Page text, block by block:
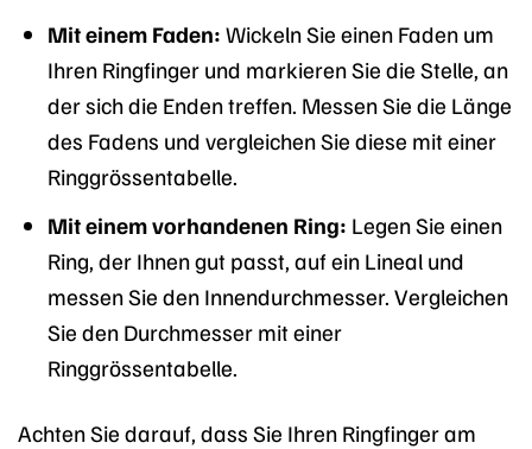
Mit einem Faden: Wickeln Sie einen Faden um
Ihren Ringfinger und markieren Sie die Stelle, an
der sich die Enden treffen. Messen Sie die Länge
des Fadens und vergleichen Sie diese mit einer
Ringgrössentabelle.
Mit einem vorhandenen Ring: Legen Sie einen
Ring, der Ihnen gut passt, auf ein Lineal und
messen Sie den Innendurchmesser. Vergleichen
Sie den Durchmesser mit einer
Ringgrössentabelle.
Achten Sie darauf, dass Sie Ihren Ringfinger am